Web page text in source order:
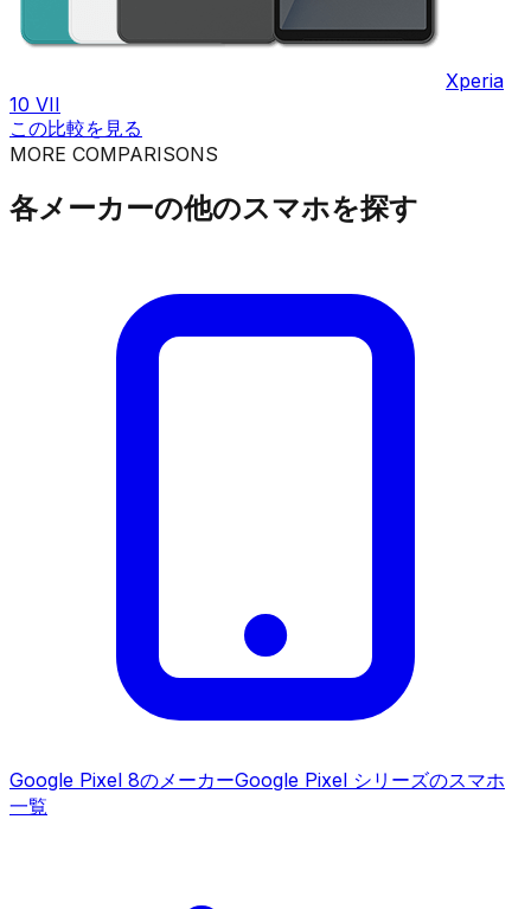
Xperia
10 VII
この比較を見る
MORE COMPARISONS
各メーカーの他のスマホを探す
Google Pixel 8のメーカーGoogle Pixel シリーズのスマホ
一覧